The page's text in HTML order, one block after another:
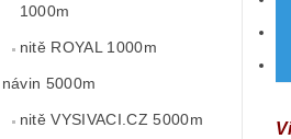
1000m
nitě ROYAL 1000m
návin 5000m
nitě VYSIVACI.CZ 5000m